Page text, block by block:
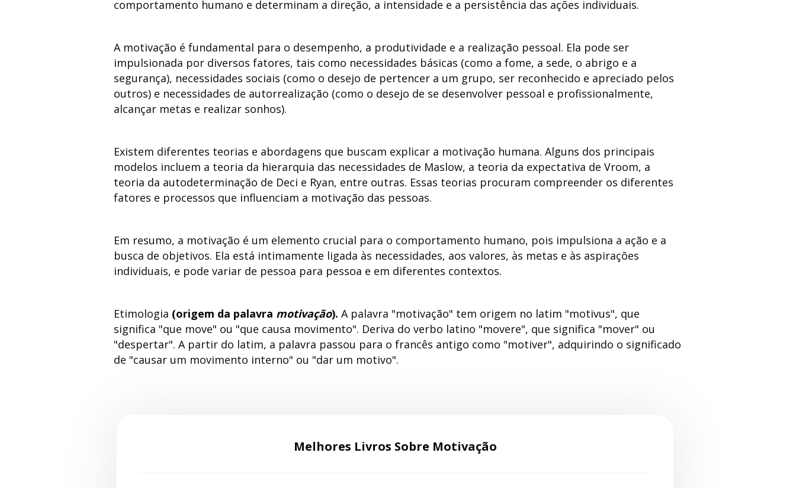
comportamento humano e determinam a direção, a intensidade e a persistência das ações individuais.
A motivação é fundamental para o desempenho, a produtividade e a realização pessoal. Ela pode ser
impulsionada por diversos fatores, tais como necessidades básicas (como a fome, a sede, o abrigo e a
segurança), necessidades sociais (como o desejo de pertencer a um grupo, ser reconhecido e apreciado pelos
outros) e necessidades de autorrealização (como o desejo de se desenvolver pessoal e profissionalmente,
alcançar metas e realizar sonhos).
Existem diferentes teorias e abordagens que buscam explicar a motivação humana. Alguns dos principais
modelos incluem a teoria da hierarquia das necessidades de Maslow, a teoria da expectativa de Vroom, a
teoria da autodeterminação de Deci e Ryan, entre outras. Essas teorias procuram compreender os diferentes
fatores e processos que influenciam a motivação das pessoas.
Em resumo, a motivação é um elemento crucial para o comportamento humano, pois impulsiona a ação e a
busca de objetivos. Ela está intimamente ligada às necessidades, aos valores, às metas e às aspirações
individuais, e pode variar de pessoa para pessoa e em diferentes contextos.
Etimologia (origem da palavra motivação). A palavra "motivação" tem origem no latim "motivus", que
significa "que move" ou "que causa movimento". Deriva do verbo latino "movere", que significa "mover" ou
"despertar". A partir do latim, a palavra passou para o francês antigo como "motiver", adquirindo o significado
de "causar um movimento interno" ou "dar um motivo".
Melhores Livros Sobre Motivação